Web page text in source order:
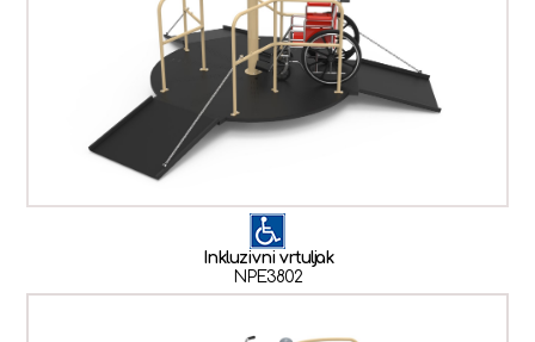
Inkluzivni vrtuljak
NPE3802